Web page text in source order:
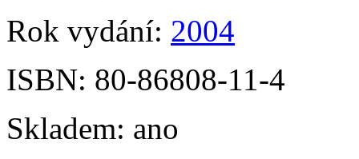
Rok vydání: 2004
ISBN: 80-86808-11-4
Skladem: ano